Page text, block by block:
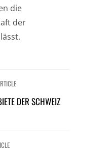
die
der
DER SCHWEIZ